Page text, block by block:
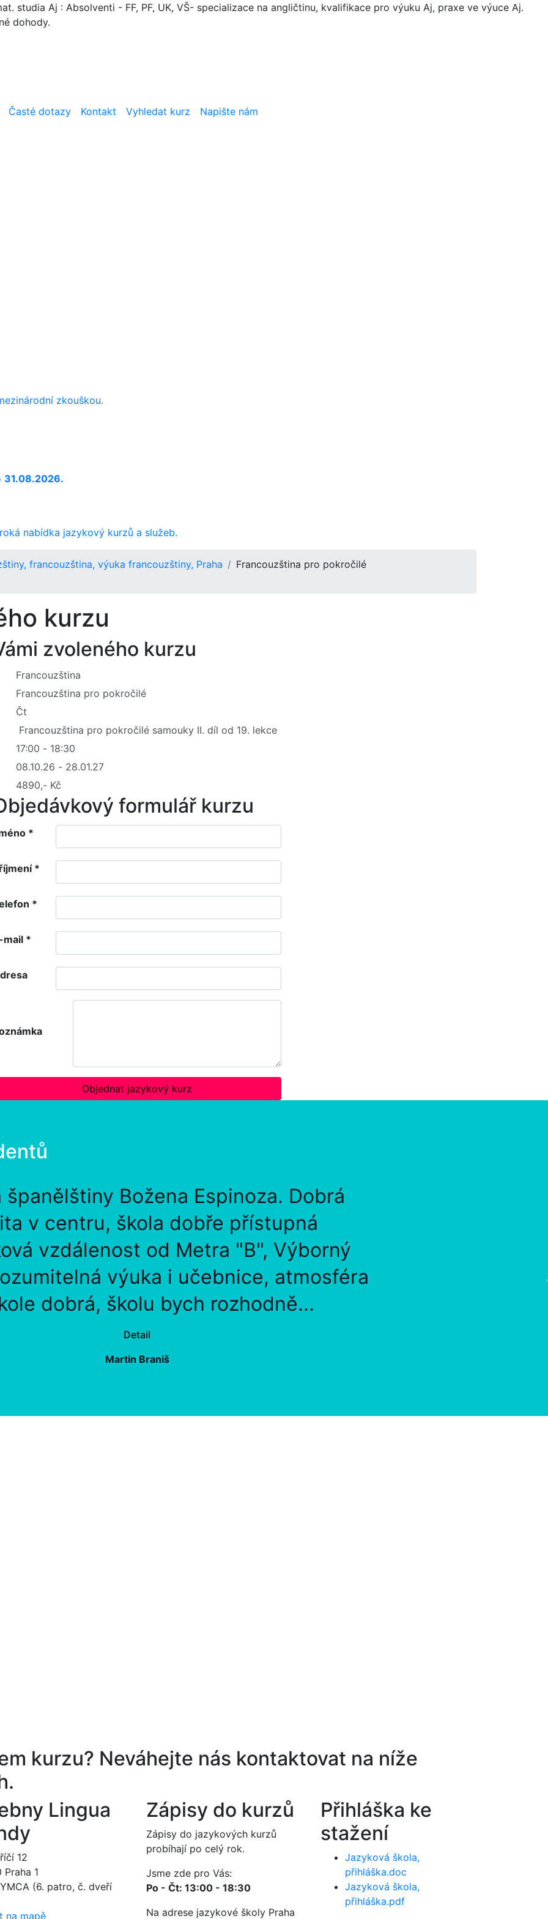
studia Aj : Absolventi - FF, PF, UK, VŠ- specializace na angličtinu, kvalifikace pro výuku Aj, praxe ve výuce Aj.
dohody.
Časté dotazy Kontakt Vyhledat kurz Napište nám
zkouškou.
31.08.2026.
nabídka jazykový kurzů a služeb.
francouzština, výuka francouzštiny, Praha
Francouzština pro pokročilé
kurzu
zvoleného kurzu
formulář kurzu
*
*
*
mail *
Objednat jazykový kurz
španělštiny Božena Espinoza. Dobrá
v centru, škola dobře přístupná
vzdálenost od Metra "B", Výborný
výuka i učebnice, atmosféra
dobrá, školu bych rozhodně...
Detail
Martin Braniš
kurzu? Neváhejte nás kontaktovat na níže
Lingua
12
Praha 1
(6. patro, č. dveří
na mapě
Zápisy do kurzů
Zápisy do jazykových kurzů
probíhají po celý rok.
Jsme zde pro Vás:
Po - Čt: 13:00 - 18:30
Na adrese jazykové školy Praha
Přihláška ke
stažení
Jazyková škola,
přihláška.doc
Jazyková škola,
přihláška.pdf